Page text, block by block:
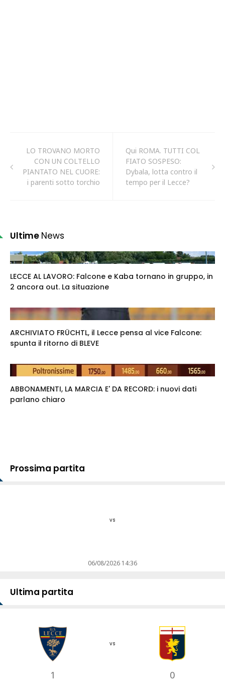
LO TROVANO MORTO
CON UN COLTELLO
PIANTATO NEL CUORE:
i parenti sotto torchio
Qui ROMA. TUTTI COL
FIATO SOSPESO:
Dybala, lotta contro il
tempo per il Lecce?
Ultime News
LECCE AL LAVORO: Falcone e Kaba tornano in gruppo, in
2 ancora out. La situazione
ARCHIVIATO FRÜCHTL, il Lecce pensa al vice Falcone:
spunta il ritorno di BLEVE
ABBONAMENTI, LA MARCIA E' DA RECORD: i nuovi dati
parlano chiaro
Prossima partita
vs
06/08/2026 14:36
Ultima partita
1
vs
0